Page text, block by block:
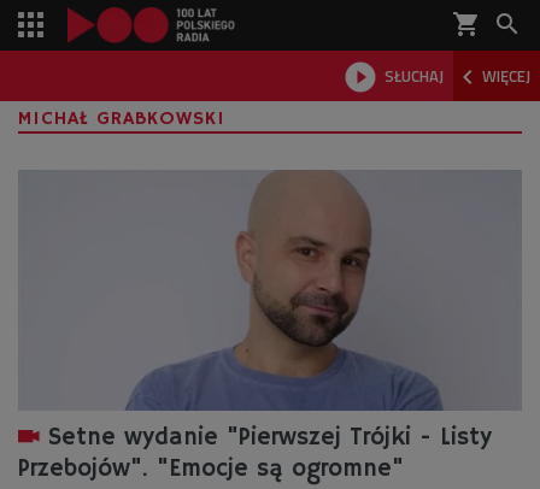
shopping_cart 
 SŁUCHAJ  WIĘCEJ

MICHAŁ GRABKOWSKI
Setne wydanie "Pierwszej Trójki - Listy
Przebojów". "Emocje są ogromne"